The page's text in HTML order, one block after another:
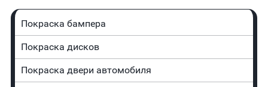
Покраска бампера
Покраска дисков
Покраска двери автомобиля